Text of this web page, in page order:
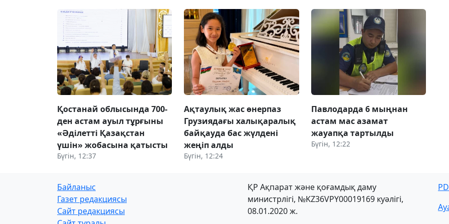
Қостанай облысында 700-
ден астам ауыл тұрғыны
«Әділетті Қазақстан
үшін» жобасына қатысты
Бүгін, 12:37
Ақтаулық жас өнерпаз
Грузиядағы халықаралық
байқауда бас жүлдені
жеңіп алды
Бүгін, 12:24
Павлодарда 6 мыңнан
астам мас азамат
жауапқа тартылды
Бүгін, 12:22
Байланыс
Газет редакциясы
Сайт редакциясы
ҚР Ақпарат және қоғамдық даму
министрлігі, №KZ36VPY00019169 куәлігі,
08.01.2020 ж.